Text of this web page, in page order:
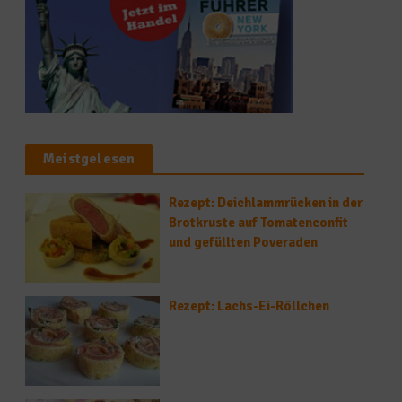
Meistgelesen
Rezept: Deichlammrücken in der
Brotkruste auf Tomatenconfit
und gefüllten Poveraden
Rezept: Lachs-Ei-Röllchen